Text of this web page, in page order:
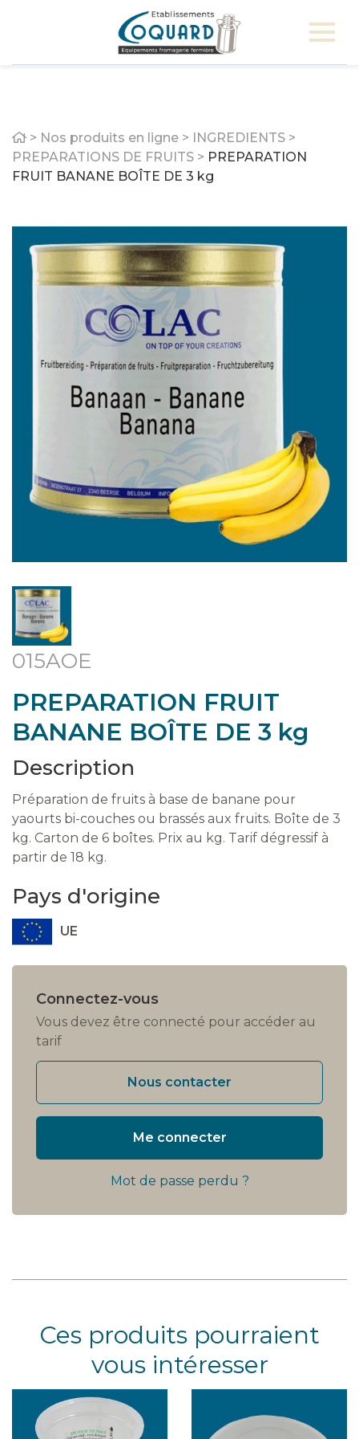
Home
> Nos produits en ligne > INGREDIENTS >
PREPARATIONS DE FRUITS > PREPARATION
FRUIT BANANE BOÎTE DE 3 kg
015AOE
PREPARATION FRUIT
BANANE BOÎTE DE 3 kg
Description
Préparation de fruits à base de banane pour
yaourts bi-couches ou brassés aux fruits. Boîte de 3
kg. Carton de 6 boîtes. Prix au kg. Tarif dégressif à
partir de 18 kg.
Pays d'origine
UE
Connectez-vous
Vous devez être connecté pour accéder au
tarif
Nous contacter
Me connecter
Mot de passe perdu ?
Ces produits pourraient
vous intéresser